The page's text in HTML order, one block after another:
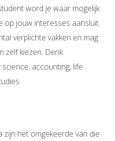
word je waar mogelijk
op jouw interesses aansluit.
verplichte vakken en mag
zelf kiezen. Denk
accounting, life
zijn het omgekeerde van die